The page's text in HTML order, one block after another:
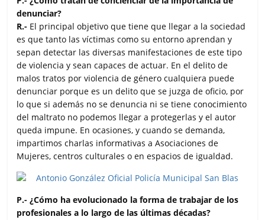
denunciar?
R.- El principal objetivo que tiene que llegar a la sociedad
es que tanto las víctimas como su entorno aprendan y
sepan detectar las diversas manifestaciones de este tipo
de violencia y sean capaces de actuar. En el delito de
malos tratos por violencia de género cualquiera puede
denunciar porque es un delito que se juzga de oficio, por
lo que si además no se denuncia ni se tiene conocimiento
del maltrato no podemos llegar a protegerlas y el autor
queda impune. En ocasiones, y cuando se demanda,
impartimos charlas informativas a Asociaciones de
Mujeres, centros culturales o en espacios de igualdad.
P.- ¿Cómo ha evolucionado la forma de trabajar de los
profesionales a lo largo de las últimas décadas?